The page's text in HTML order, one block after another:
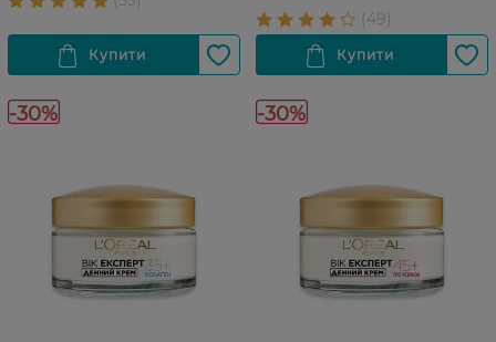
-30% -30%